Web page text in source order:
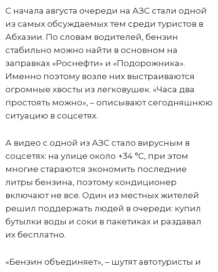
С начала августа очереди на АЗС стали одной
из самых обсуждаемых тем среди туристов в
Абхазии. По словам водителей, бензин
стабильно можно найти в основном на
заправках «Роснефти» и «Подорожника».
Именно поэтому возле них выстраиваются
огромные хвосты из легковушек. «Часа два
простоять можно», – описывают сегодняшнюю
ситуацию в соцсетях.
А видео с одной из АЗС стало вирусным в
соцсетях: на улице около +34 °C, при этом
многие стараются экономить последние
литры бензина, поэтому кондиционер
включают не все. Один из местных жителей
решил поддержать людей в очереди: купил
бутылки воды и соки в пакетиках и раздавал
их бесплатно.
«Бензин объединяет», – шутят автотуристы и